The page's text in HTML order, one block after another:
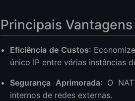
Principais Vantagens
Eficiência de Custos:
único IP entre várias instâncias
Segurança Aprimorada: O
internos de redes externas.